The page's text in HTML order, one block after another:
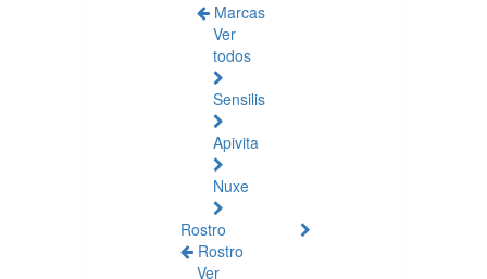
Marcas
Ver
todos
Sensilis
Apivita
Nuxe
Rostro
Rostro
Ver